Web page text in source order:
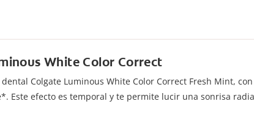
White Color Correct
Colgate Luminous White Color Correct Fresh Mint,
Este efecto es temporal y te permite lucir una sonrisa